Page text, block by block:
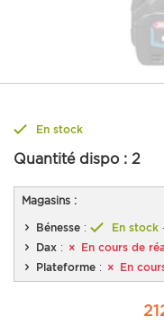
En stock
Quantité dispo : 2
Magasins :
Bénesse : En stock
Dax :
En cours de
Plateforme : En